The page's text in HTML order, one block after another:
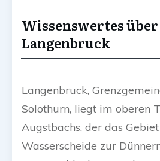
Wissenswertes über
Langenbruck
Langenbruck,
Solothurn, liegt im oberen
Augstbachs, der das
Wasserscheide zur